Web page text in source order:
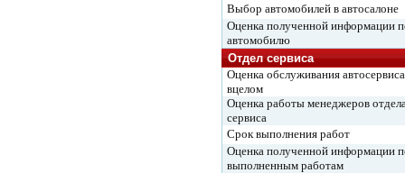
Выбор автомобилей в автосалоне
Оценка полученной информации
автомобилю
Отдел сервиса
Оценка обслуживания автосервиса
вцелом
Оценка работы менеджеров
сервиса
Срок выполнения работ
Оценка полученной информации
выполненным работам